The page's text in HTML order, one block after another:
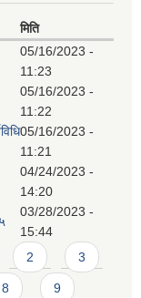
मिति
05/16/2023 -
11:23
05/16/2023 -
11:22
05/16/2023 -
11:21
04/24/2023 -
14:20
03/28/2023 -
15:44
2 3
8 9